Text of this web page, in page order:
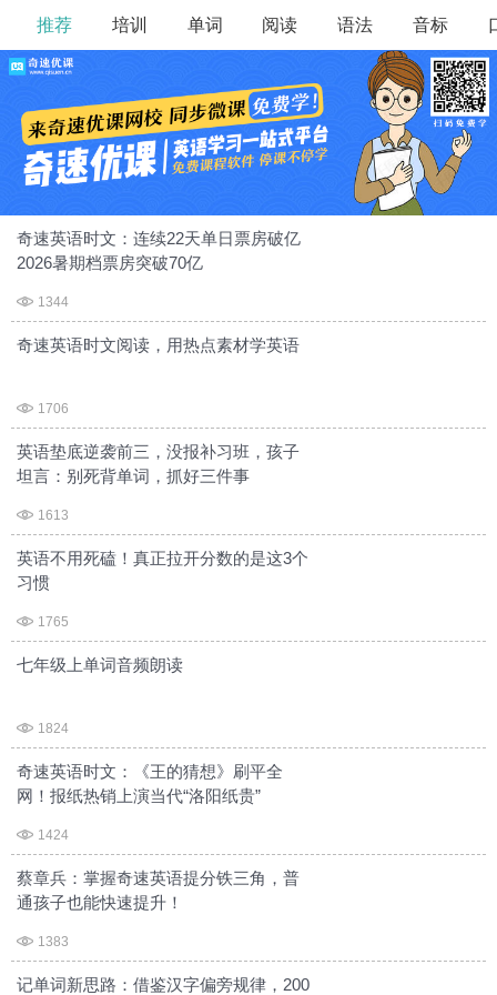
推荐 培训 单词 阅读 语法 音标
>
奇速英语时文：连续22天单日票房破亿
2026暑期档票房突破70亿
1344
奇速英语时文阅读，用热点素材学英语
1706
英语垫底逆袭前三，没报补习班，孩子
坦言：别死背单词，抓好三件事
1613
英语不用死磕！真正拉开分数的是这3个
习惯
1765
七年级上单词音频朗读
1824
奇速英语时文：《王的猜想》刷平全
网！报纸热销上演当代“洛阳纸贵”
1424
蔡章兵：掌握奇速英语提分铁三角，普
通孩子也能快速提升！
1383
记单词新思路：借鉴汉字偏旁规律，200